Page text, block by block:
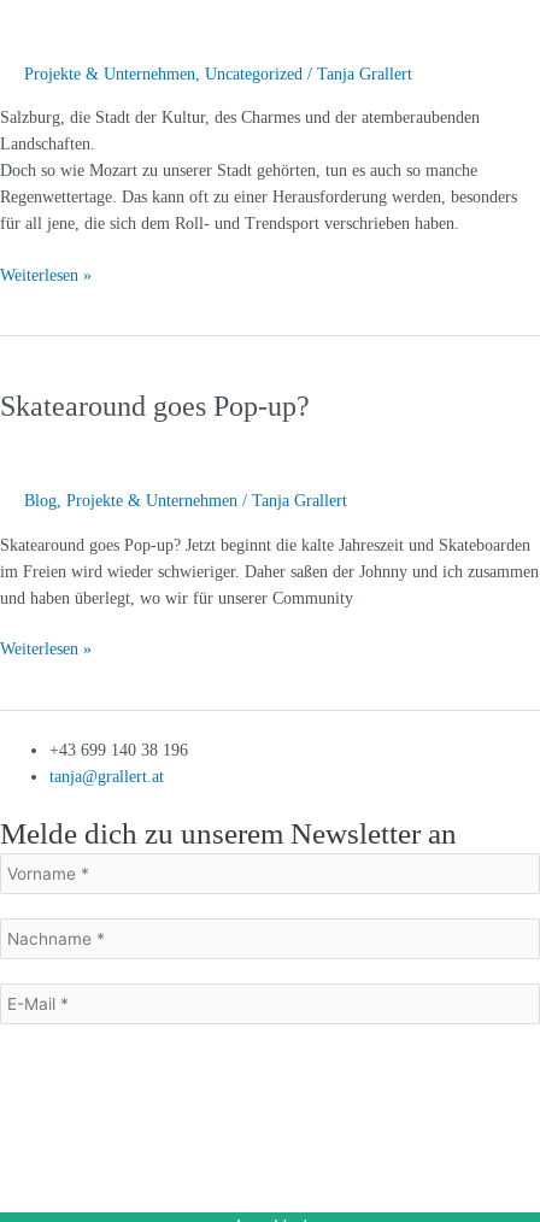
Projekte & Unternehmen Uncategorized / Tanja Grallert
Salzburg, die Stadt der Kultur, des Charmes und der atemberaubenden
Landschaften.
Doch so wie Mozart zu unserer Stadt gehörten, tun es auch so manche
Regenwettertage. Das kann oft zu einer Herausforderung werden, besonders
für all jene, die sich dem Roll- und Trendsport verschrieben haben.
Weiterlesen »
Skatearound goes Pop-up?
Blog, Projekte & Unternehmen / Tanja Grallert
Skatearound goes Pop-up? Jetzt beginnt die kalte Jahreszeit und Skateboarden
im Freien wird wieder schwieriger. Daher saßen der Johnny und ich zusammen
und haben überlegt, wo wir für unserer Community
Pop-
Weiterlesen »
+43 699 140 38 196
tanja@grallert.at
Melde dich zu unserem Newsletter an